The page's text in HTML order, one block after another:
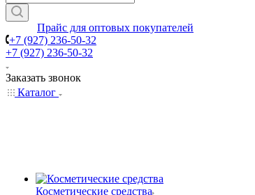
Прайс для оптовых покупателей
+7 (927) 236-50-32
+7 (927) 236-50-32
Заказать звонок
Каталог
Косметические средства